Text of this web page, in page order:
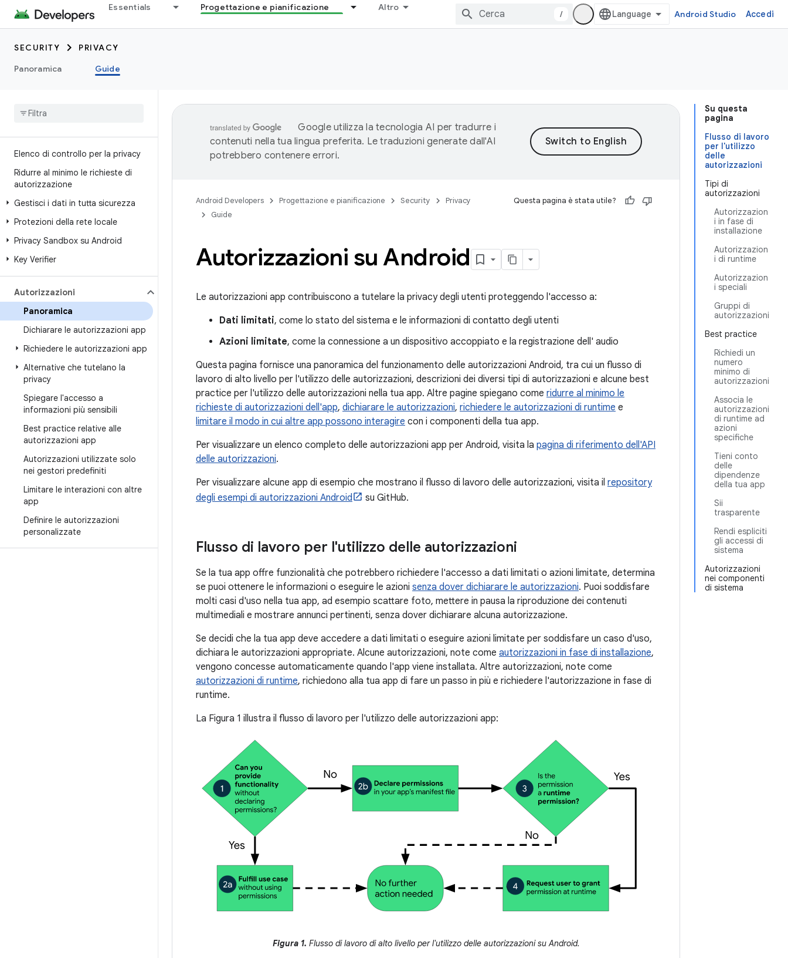
Essentials Progettazione e pianificazione Altro
/ Android Studio Accedi
SECURITY
PRIVACY
Panoramica
Guide
Elenco di controllo per la privacy
Ridurre al minimo le richieste di
autorizzazione
Gestisci i dati in tutta sicurezza
Protezioni della rete locale
Privacy Sandbox su Android
Key Verifier
Autorizzazioni
Panoramica
Dichiarare le autorizzazioni app
Richiedere le autorizzazioni app
Alternative che tutelano la
privacy
Spiegare l'accesso a
informazioni più sensibili
Best practice relative alle
autorizzazioni app
Autorizzazioni utilizzate solo
nei gestori predefiniti
Limitare le interazioni con altre
app
Definire le autorizzazioni
personalizzate
Su questa
pagina
Flusso di lavoro
per l'utilizzo
delle
autorizzazioni
Tipi di
autorizzazioni
Autorizzazion
i in fase di
installazione
Autorizzazion
i di runtime
Autorizzazion
i speciali
Gruppi di
autorizzazioni
Best practice
Richiedi un
numero
minimo di
autorizzazioni
Associa le
autorizzazioni
di runtime ad
azioni
specifiche
Tieni conto
delle
dipendenze
della tua app
Sii
trasparente
Rendi espliciti
gli accessi di
sistema
Autorizzazioni
nei componenti
di sistema
Google utilizza la tecnologia AI per tradurre i
contenuti nella tua lingua preferita. Le traduzioni generate dall'AI
potrebbero contenere errori.
Android Developers Progettazione e pianificazione Security
Privacy
Guide
Questa pagina è stata utile?
Autorizzazioni su Android
Le autorizzazioni app contribuiscono a tutelare la privacy degli utenti proteggendo l'accesso a:
Dati limitati, come lo stato del sistema e le informazioni di contatto degli utenti
Azioni limitate, come la connessione a un dispositivo accoppiato e la registrazione dell' audio
Questa pagina fornisce una panoramica del funzionamento delle autorizzazioni Android, tra cui un flusso di
lavoro di alto livello per l'utilizzo delle autorizzazioni, descrizioni dei diversi tipi di autorizzazioni e alcune best
practice per l'utilizzo delle autorizzazioni nella tua app. Altre pagine spiegano come ridurre al minimo le
richieste di autorizzazioni dell'app, dichiarare le autorizzazioni, richiedere le autorizzazioni di runtime e
limitare il modo in cui altre app possono interagire con i componenti della tua app.
Per visualizzare un elenco completo delle autorizzazioni app per Android, visita la pagina di riferimento dell'API
delle autorizzazioni.
Per visualizzare alcune app di esempio che mostrano il flusso di lavoro delle autorizzazioni, visita il repository
degli esempi di autorizzazioni Android
su GitHub.
Flusso di lavoro per l'utilizzo delle autorizzazioni
Se la tua app offre funzionalità che potrebbero richiedere l'accesso a dati limitati o azioni limitate, determina
se puoi ottenere le informazioni o eseguire le azioni senza dover dichiarare le autorizzazioni. Puoi soddisfare
molti casi d'uso nella tua app, ad esempio scattare foto, mettere in pausa la riproduzione dei contenuti
multimediali e mostrare annunci pertinenti, senza dover dichiarare alcuna autorizzazione.
Se decidi che la tua app deve accedere a dati limitati o eseguire azioni limitate per soddisfare un caso d'uso,
dichiara le autorizzazioni appropriate. Alcune autorizzazioni, note come autorizzazioni in fase di installazione,
vengono concesse automaticamente quando l'app viene installata. Altre autorizzazioni, note come
autorizzazioni di runtime, richiedono alla tua app di fare un passo in più e richiedere l'autorizzazione in fase di
runtime.
La Figura 1 illustra il flusso di lavoro per l'utilizzo delle autorizzazioni app:
Figura 1. Flusso di lavoro di alto livello per l'utilizzo delle autorizzazioni su Android.